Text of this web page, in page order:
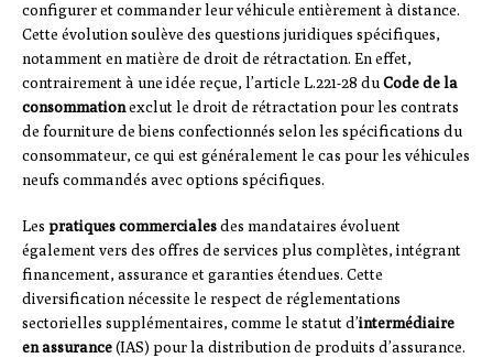
configurer et commander leur véhicule entièrement à distance.
Cette évolution soulève des questions juridiques spécifiques,
notamment en matière de droit de rétractation. En effet,
contrairement à une idée reçue, l’article L.221-28 duCode de la
consommationexclut le droit de rétractation pour les contrats
de fourniture de biens confectionnés selon les spécifications du
consommateur, ce qui est généralement le cas pour les véhicules
neufs commandés avec options spécifiques.
Les pratiques commercialesdes mandataires évoluent
également vers des offres de services plus complètes, intégrant
financement, assurance et garanties étendues. Cette
diversification nécessite le respect de réglementations
sectorielles supplémentaires, comme le statut d’intermédiaire
en assurance(IAS) pour la distribution de produits d’assurance.